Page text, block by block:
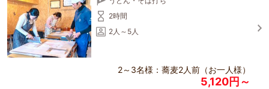
2時間
2人～5人
2～3名様：蕎麦2人前（お一人様）
5,120円～